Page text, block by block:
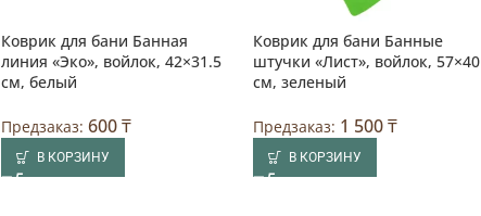
Коврик для бани Банная
линия «Эко», войлок, 42×31.5
см, белый
Предзаказ:600₸
В КОРЗИНУ
Коврик для бани Банные
штучки «Лист», войлок, 57×40
см, зеленый
Предзаказ: 1 500₸
В КОРЗИНУ